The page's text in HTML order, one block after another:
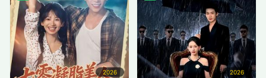
2026 2026